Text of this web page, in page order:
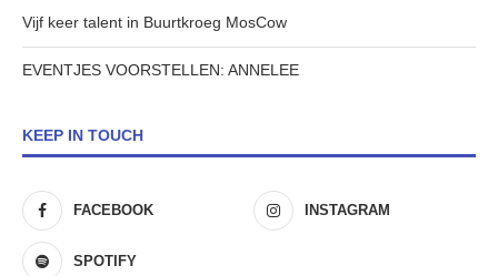
Vijf keer talent in Buurtkroeg MosCow
EVENTJES VOORSTELLEN: ANNELEE
KEEP IN TOUCH
FACEBOOK INSTAGRAM
SPOTIFY